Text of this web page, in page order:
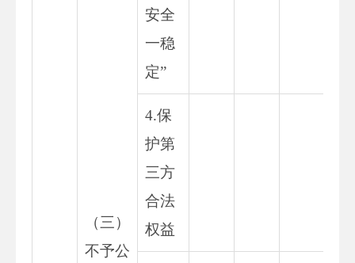
（三）
不予公
安全
一稳
定”
4.保
护第
三方
合法
权益